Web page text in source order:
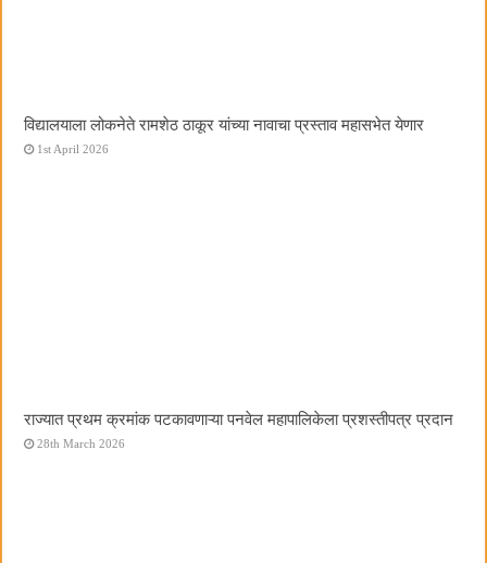
विद्यालयाला लोकनेते रामशेठ ठाकूर यांच्या नावाचा प्रस्ताव महासभेत येणार
1st April 2026
राज्यात प्रथम क्रमांक पटकावणाऱ्या पनवेल महापालिकेला प्रशस्तीपत्र प्रदान
28th March 2026